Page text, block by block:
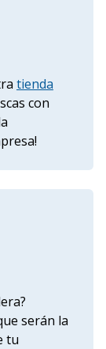
tienda
con
serán la
tu